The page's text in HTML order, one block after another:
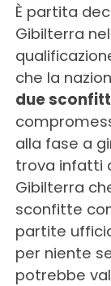
È partita
Gibilterra
che la
due
alla fase a
trova infatti
Gibilterra
sconfitte
partite
per niente
potrebbe